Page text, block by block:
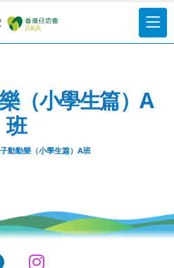
（小學生篇）A
班
動動樂（小學生篇）A班